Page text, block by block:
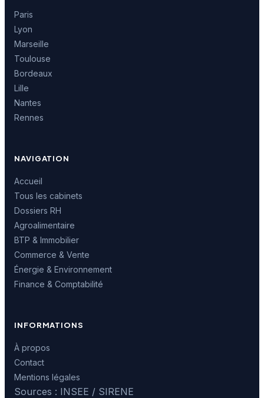
Paris
Lyon
Marseille
Toulouse
Bordeaux
Lille
Nantes
Rennes
NAVIGATION
Accueil
Tous les cabinets
Dossiers RH
Agroalimentaire
BTP & Immobilier
Commerce & Vente
Énergie & Environnement
Finance & Comptabilité
INFORMATIONS
À propos
Contact
Mentions légales
Sources : INSEE / SIRENE